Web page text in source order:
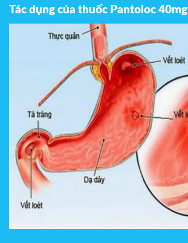
Tác dụng của thuốc Pantoloc 40mg